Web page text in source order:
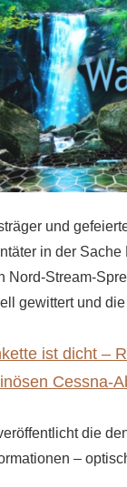
und
in der
Nord-Stream-
gewittert und
ist dicht –
Cessna-
die
–